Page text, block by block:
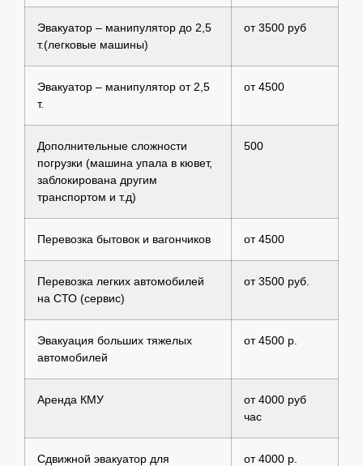
Эвакуатор – манипулятор до 2,5
т.(легковые машины)
от 3500 руб
Эвакуатор – манипулятор от 2,5
т.
от 4500
Дополнительные сложности
погрузки (машина упала в кювет,
заблокирована другим
транспортом и т.д)
500
Перевозка бытовок и вагончиков от 4500
Перевозка легких автомобилей
на СТО (сервис)
от 3500 руб.
Эвакуация больших тяжелых
автомобилей
от 4500 р.
Аренда КМУ
от 4000 руб
час
Сдвижной эвакуатор для
от 4000 р.